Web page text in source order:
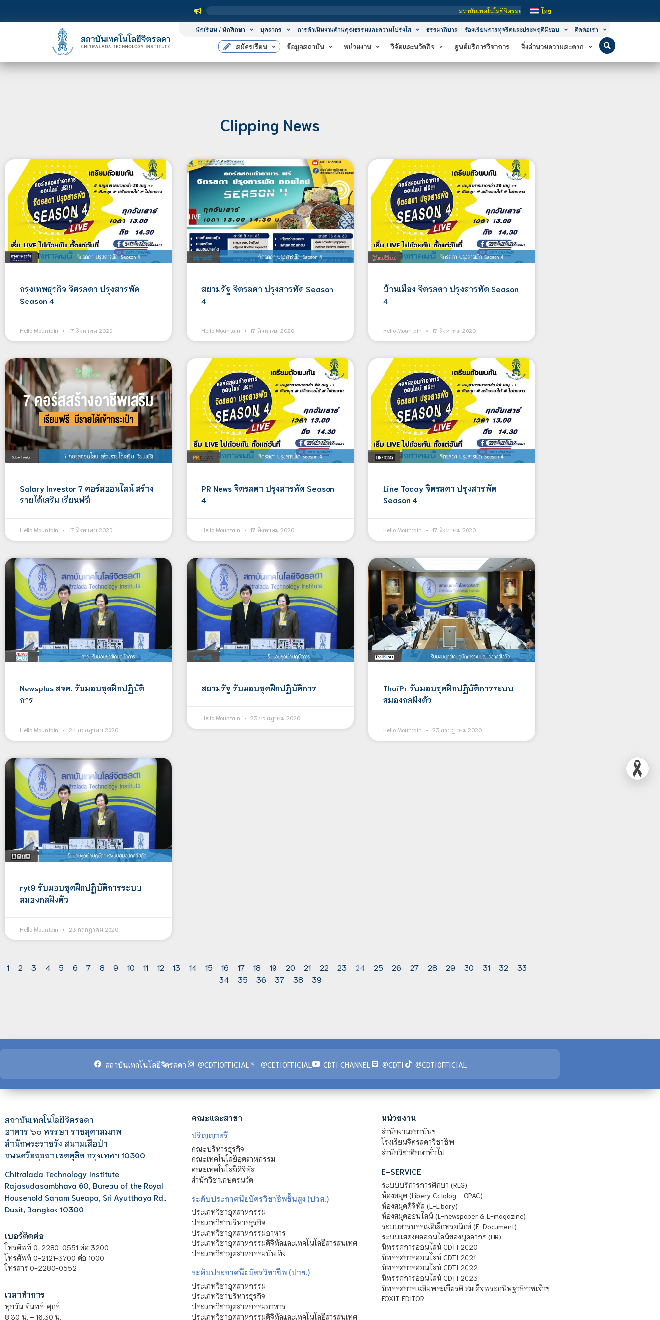
สถาบันเทคโนโลยีจิตรลดา เป็นสถาบันอุดมศึกษาในกำกับของรัฐ เปิดหลักสูตรการเรียนกา
ไทย
นักเรียน / นักศึกษา บุคลากร การดำเนินงานด้านคุณธรรมและความโปร่งใส ธรรมาภิบาล ร้องเรียนการทุจริตและประพฤติมิชอบ ติดต่อเรา
สมัครเรียน ข้อมูลสถาบัน หน่วยงาน วิจัยและนวัตกิจ ศูนย์บริการวิชาการ สิ่งอำนวยความสะดวก
Clipping News
กรุงเทพธุรกิจ จิตรลดา ปรุงสารพัด
Season 4
Hello Mountain 17 สิงหาคม 2020
สยามรัฐ จิตรลดา ปรุงสารพัด Season
4
Hello Mountain 17 สิงหาคม 2020
บ้านเมือง จิตรลดา ปรุงสารพัด Season
4
Hello Mountain 17 สิงหาคม 2020
Salary Investor 7 คอร์สออนไลน์ สร้าง
รายได้เสริม เรียนฟรี!
Hello Mountain 17 สิงหาคม 2020
PR News จิตรลดา ปรุงสารพัด Season
4
Hello Mountain 17 สิงหาคม 2020
Line Today จิตรลดา ปรุงสารพัด
Season 4
Hello Mountain 17 สิงหาคม 2020
Newsplus สจด. รับมอบชุดฝึกปฏิบัติ
การ
Hello Mountain 24 กรกฎาคม 2020
สยามรัฐ รับมอบชุดฝึกปฏิบัติการ
Hello Mountain 23 กรกฎาคม 2020
ThaiPr รับมอบชุดฝึกปฏิบัติการระบบ
สมองกลฝังตัว
Hello Mountain 23 กรกฎาคม 2020
ryt9 รับมอบชุดฝึกปฏิบัติการระบบ
สมองกลฝังตัว
Hello Mountain 23 กรกฎาคม 2020
1 2 3 4 5 6 7 8 9 10 11 12 13 14 15 16 17 18 19 20 21 22 23 24 25 26 27 28 29 30 31 32
33
34
35 36 37 38 39
สถาบันเทคโนโลยีจิตรลดา @CDTIOFFICIAL @CDTIOFFICIAL CDTI CHANNEL @CDTI @CDTIOFFICIAL
สถาบันเทคโนโลยีจิตรลดา
อาคาร ๖๐ พรรษา ราชสุดาสมภพ
สำนักพระราชวัง สนามเสือป่า
ถนนศรีอยุธยา เขตดุสิต กรุงเทพฯ 10300
Chitralada Technology Institute
Rajasudasambhava 60, Bureau of the Royal
Household Sanam Sueapa, Sri Ayutthaya Rd.,
Dusit, Bangkok 10300
เบอร์ติดต่อ
โทรศัพท์ 0-2280-0551 ต่อ 3200
โทรศัพท์ 0-2121-3700 ต่อ 1000
โทรสาร 0-2280-0552
เวลาทำการ
ทุกวัน จันทร์-ศุกร์
8.30 น. – 16.30 น.
คณะและสาขา
ปริญญาตรี
คณะบริหารธุรกิจ
คณะเทคโนโลยีอุตสาหกรรม
คณะเทคโนโลยีดิจิทัล
สำนักวิชาเกษตรนวัต
ระดับประกาศนียบัตรวิชาชีพชั้นสูง (ปวส.)
ประเภทวิชาอุตสาหกรรม
ประเภทวิชาบริหารธุรกิจ
ประเภทวิชาอุตสาหกรรมอาหาร
ประเภทวิชาอุตสาหกรรมดิจิทัลและเทคโนโลยีสารสนเทศ
ประเภทวิชาอุตสาหกรรมบันเทิง
ระดับประกาศนียบัตรวิชาชีพ (ปวช.)
ประเภทวิชาอุตสาหกรรม
ประเภทวิชาบริหารธุรกิจ
ประเภทวิชาอุตสาหกรรมอาหาร
ประเภทวิชาอุตสาหกรรมดิจิทัลและเทคโนโลยีสารสนเทศ
หน่วยงาน
สำนักงานสถาบันฯ
โรงเรียนจิตรลดาวิชาชีพ
สำนักวิชาศึกษาทั่วไป
E-SERVICE
ระบบบริการการศึกษา (REG)
ห้องสมุด (Libery Catalog - OPAC)
ห้องสมุดดิจิทัล (E-Libary)
ห้องสมุดออนไลน์ (E-newspaper & E-magazine)
ระบบสารบรรณอิเล็กทรอนิกส์ (E-Document)
ระบบแสดงผลออนไลน์ของบุคลากร (HR)
นิทรรศการออนไลน์ CDTI 2020
นิทรรศการออนไลน์ CDTI 2021
นิทรรศการออนไลน์ CDTI 2022
นิทรรศการออนไลน์ CDTI 2023
นิทรรศการเฉลิมพระเกียรติ สมเด็จพระกนิษฐาธิราชเจ้าฯ
FOXIT EDITOR